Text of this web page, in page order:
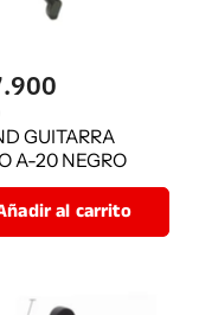
GUITARRA
A-20 NEGRO
al carrito